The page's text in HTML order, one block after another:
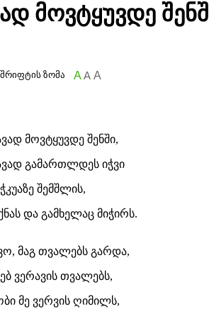
მოვტყუვდე
შრიფტის ზომა A A A
მოვტყუვდე შენში,
გამართლდეს იჭვი
შემშლის,
და გამხელაც მიჭირს.
მაგ თვალებს გარდა,
ვერავის თვალებს,
მე ვერვის ღიმილს,